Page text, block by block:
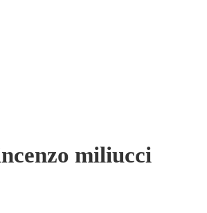
miliucci